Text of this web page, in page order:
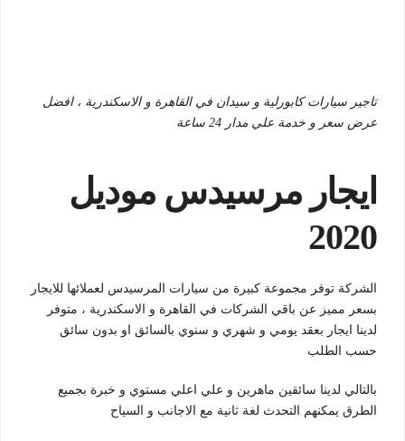
تاجير سيارات كابورلية و سيدان في القاهرة و الاسكندرية ، افضل
عرض سعر و خدمة علي مدار 24 ساعة
ايجار مرسيدس موديل
2020
الشركة توفر مجموعة كبيرة من سيارات المرسيدس لعملائها للايجار
بسعر مميز عن باقي الشركات في القاهرة و الاسكندرية ، متوفر
لدينا ايجار بعقد يومي و شهري و سنوي بالسائق او بدون سائق
حسب الطلب
بالتالي لدينا سائقين ماهرين و علي اعلي مستوي و خبرة بجميع
الطرق يمكنهم التحدث لغة ثانية مع الاجانب و السياح